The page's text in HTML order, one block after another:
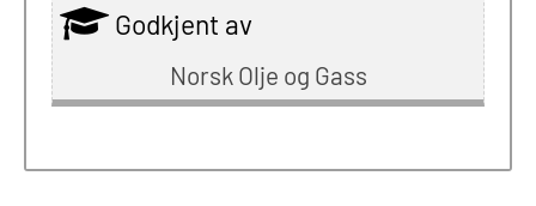
Godkjent av
Norsk Olje og Gass